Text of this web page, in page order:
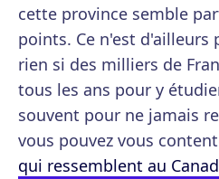
cette province semble
points. Ce n'est d'ailleurs
rien si des milliers de
tous les ans pour y
souvent pour ne jamais
vous pouvez vous
qui ressemblent au